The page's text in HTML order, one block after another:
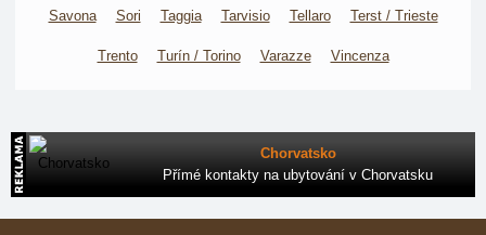
Savona Sori Taggia Tarvisio Tellaro Terst / Trieste
Trento Turín / Torino Varazze Vincenza
Chorvatsko
Přímé kontakty na ubytování v Chorvatsku